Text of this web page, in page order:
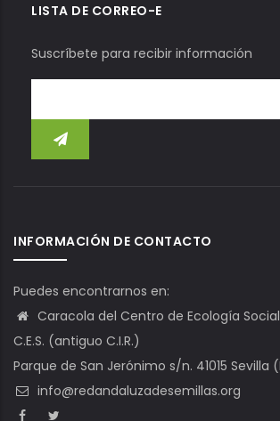
LISTA DE CORREO-E
Suscríbete para recibir información
INFORMACIÓN DE CONTACTO
Puedes encontrarnos en:
Caracola del Centro de Ecología
C.E.S. (antiguo C.I.R.)
Parque de San Jerónimo s/n. 41015 Sevilla
info@redandaluzadesemillas.org